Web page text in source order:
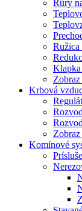
Rúry
Ružica
Krbová
Komínové